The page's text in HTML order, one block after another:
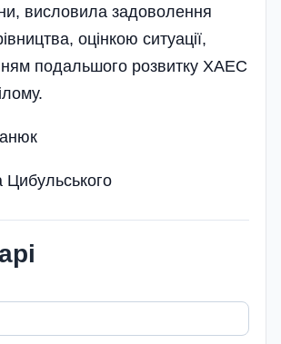
висловила задоволення
оцінкою ситуації,
подальшого розвитку ХАЕС